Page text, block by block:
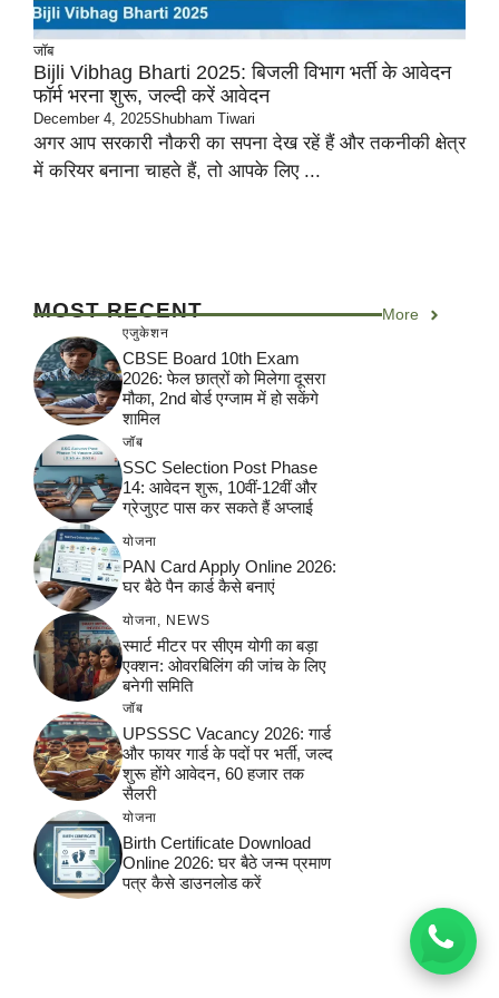
जॉब
Bijli Vibhag Bharti 2025: बिजली विभाग भर्ती के आवेदन
फॉर्म भरना शुरू, जल्दी करें आवेदन
December 4, 2025Shubham Tiwari
अगर आप सरकारी नौकरी का सपना देख रहें हैं और तकनीकी क्षेत्र
में करियर बनाना चाहते हैं, तो आपके लिए ...
MOST RECENT More
एजुकेशन
CBSE Board 10th Exam
2026: फेल छात्रों को मिलेगा दूसरा
मौका, 2nd बोर्ड एग्जाम में हो सकेंगे
शामिल
जॉब
SSC Selection Post Phase
14: आवेदन शुरू, 10वीं-12वीं और
ग्रेजुएट पास कर सकते हैं अप्लाई
योजना
PAN Card Apply Online 2026:
घर बैठे पैन कार्ड कैसे बनाएं
योजना NEWS
स्मार्ट मीटर पर सीएम योगी का बड़ा
एक्शन: ओवरबिलिंग की जांच के लिए
बनेगी समिति
जॉब
UPSSSC Vacancy 2026: गार्ड
और फायर गार्ड के पदों पर भर्ती, जल्द
शुरू होंगे आवेदन, 60 हजार तक
सैलरी
योजना
Birth Certificate Download
Online 2026: घर बैठे जन्म प्रमाण
पत्र कैसे डाउनलोड करें